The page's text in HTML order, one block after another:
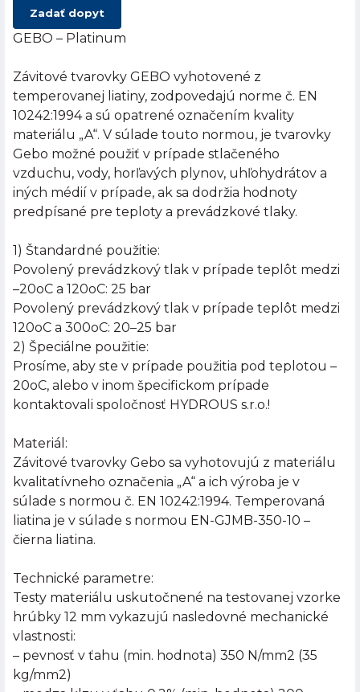
Zadať dopyt
GEBO – Platinum
Závitové tvarovky GEBO vyhotovené z
temperovanej liatiny, zodpovedajú norme č. EN
10242:1994 a sú opatrené označením kvality
materiálu „A“. V súlade touto normou, je tvarovky
Gebo možné použiť v prípade stlačeného
vzduchu, vody, horľavých plynov, uhľohydrátov a
iných médií v prípade, ak sa dodržia hodnoty
predpísané pre teploty a prevádzkové tlaky.
1) Štandardné použitie:
Povolený prevádzkový tlak v prípade teplôt medzi
–20oC a 120oC: 25 bar
Povolený prevádzkový tlak v prípade teplôt medzi
120oC a 300oC: 20–25 bar
2) Špeciálne použitie:
Prosíme, aby ste v prípade použitia pod teplotou –
20oC, alebo v inom špecifickom prípade
kontaktovali spoločnosť HYDROUS s.r.o.!
Materiál:
Závitové tvarovky Gebo sa vyhotovujú z materiálu
kvalitatívneho označenia „A“ a ich výroba je v
súlade s normou č. EN 10242:1994. Temperovaná
liatina je v súlade s normou EN-GJMB-350-10 –
čierna liatina.
Technické parametre:
Testy materiálu uskutočnené na testovanej vzorke
hrúbky 12 mm vykazujú nasledovné mechanické
vlastnosti:
– pevnosť v ťahu (min. hodnota) 350 N/mm2 (35
kg/mm2)